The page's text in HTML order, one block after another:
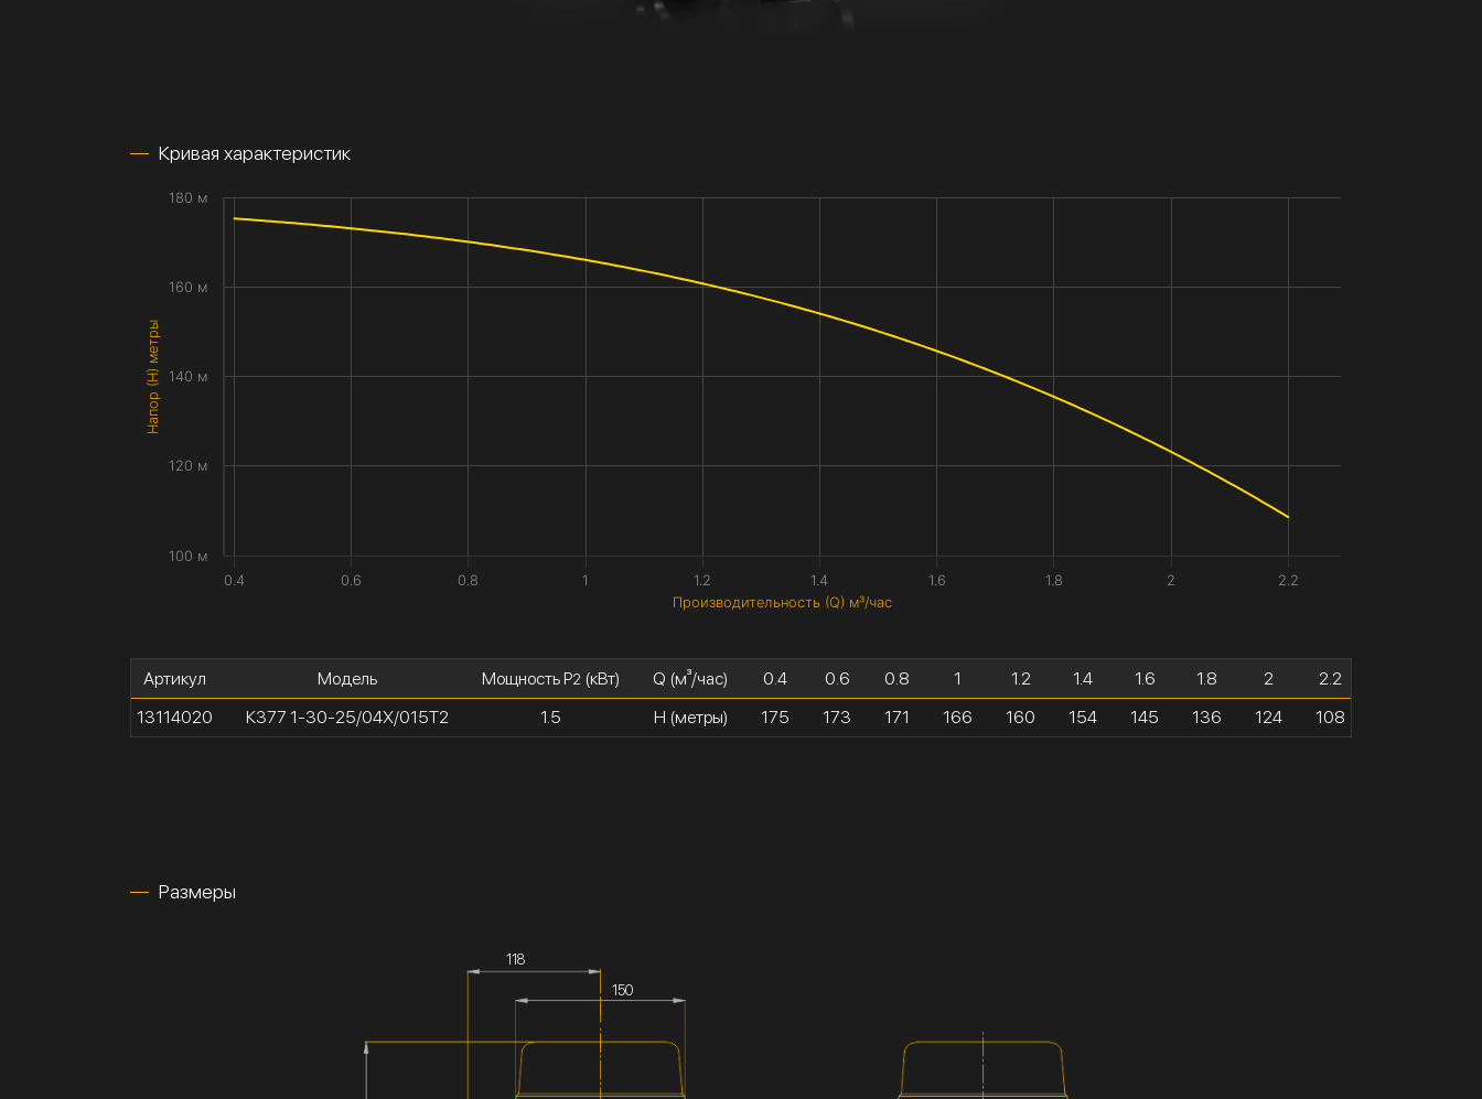
Кривая характеристик
Производительность (Q) м³/час
Напор (H) метры
0.4 0.6 0.8 1 1.2 1.4 1.6 1.8 2 2.2
100 м
120 м
140 м
160 м
180 м
Артикул
13114020
Модель
К377 1-30-25/04Х/015Т2
Мощность P2 (кВт)
1.5
Q (м³/час)
H (метры)
0.4
175
0.6
173
0.8
171
1
166
1.2
160
1.4
154
1.6
145
1.8
136
2
124
2.2
108
Размеры
118
150